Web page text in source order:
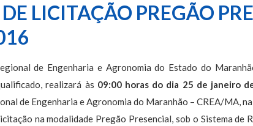
LICITAÇÃO PREGÃO
de Engenharia e Agronomia do Estado do
realizará às 09:00 horas do dia 25 de janeiro
de Engenharia e Agronomia do Maranhão – CREA/MA,
na modalidade Pregão Presencial, sob o Sistema de